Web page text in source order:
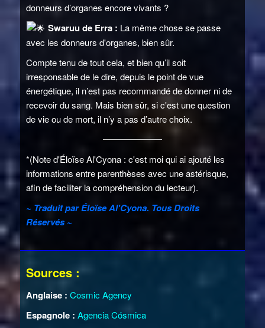
donneurs d’organes encore vivants ?
Swaruu de Erra : La même chose se passe
avec les donneurs d'organes, bien sûr.
Compte tenu de tout cela, et bien qu’il soit
irresponsable de le dire, depuis le point de vue
énergétique, il n’est pas recommandé de donner ni de
recevoir du sang. Mais bien sûr, si c'est une question
de vie ou de mort, il n’y a pas d’autre choix.
*(Note d'Éloïse Al'Cyona : c'est moi qui ai ajouté les
informations entre parenthèses avec une astérisque,
afin de faciliter la compréhension du lecteur).
~ Traduit par Éloïse Al'Cyona. Tous Droits
Réservés ~
Sources :
Anglaise : Cosmic Agency
Espagnole : Agencia Cósmica